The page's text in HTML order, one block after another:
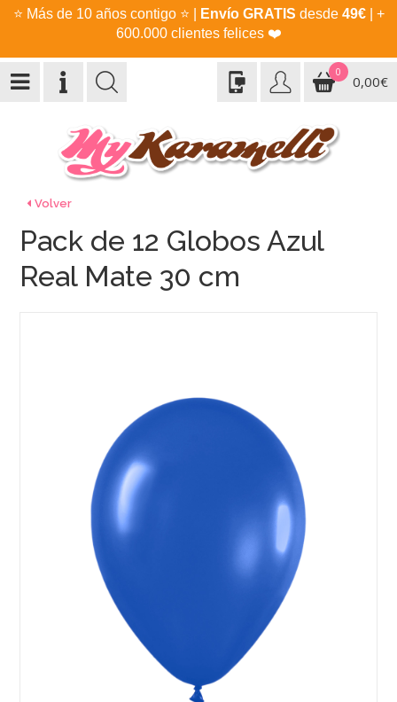
⭐ Más de 10 años contigo ⭐ Envío GRATIS desde 49€| +
600.000 clientes felices ❤️
0
0,00€
Volver
Pack de 12 Globos Azul
Real Mate 30 cm